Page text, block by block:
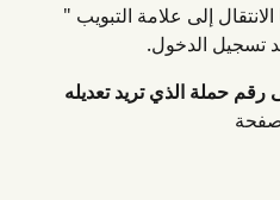
إلى علامة التبويب "
تسجيل الدخول.
رقم حملة الذي تريد تعديله